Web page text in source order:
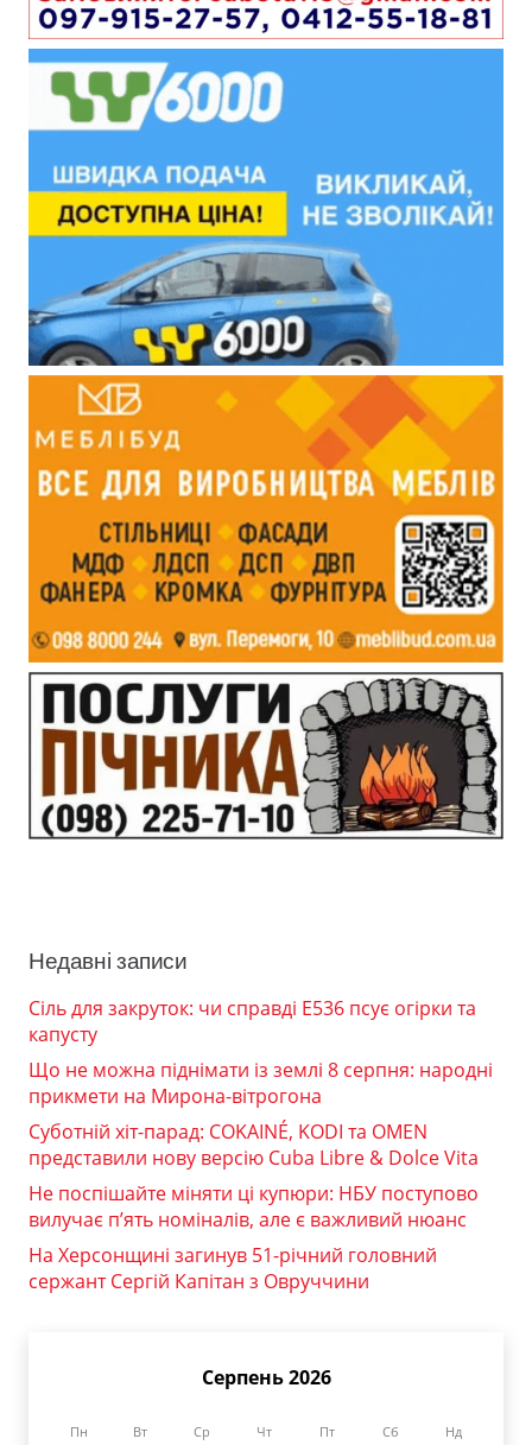
Недавні записи
Сіль для закруток: чи справді Е536 псує огірки та
капусту
Що не можна піднімати із землі 8 серпня: народні
прикмети на Мирона-вітрогона
Суботній хіт-парад: COKAINÉ, KODI та OMEN
представили нову версію Cuba Libre & Dolce Vita
Не поспішайте міняти ці купюри: НБУ поступово
вилучає п’ять номіналів, але є важливий нюанс
На Херсонщині загинув 51-річний головний
сержант Сергій Капітан з Овруччини
Серпень 2026
Пн Вт Ср Чт Пт Сб Нд